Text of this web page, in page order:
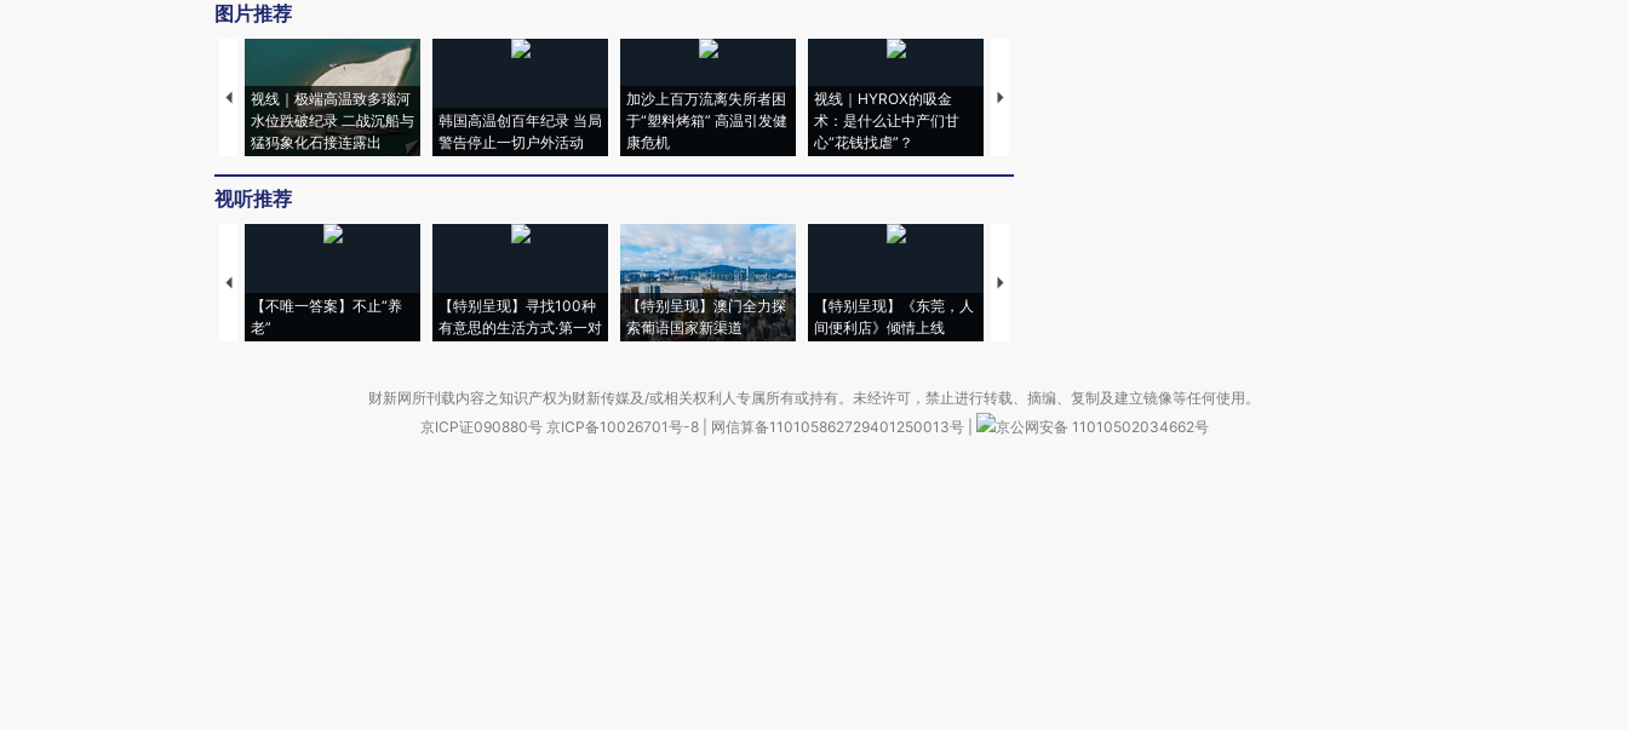
图片推荐
视线｜极端高温致多瑙河
水位跌破纪录 二战沉船与
猛犸象化石接连露出
韩国高温创百年纪录 当局
警告停止一切户外活动
加沙上百万流离失所者困
于“塑料烤箱” 高温引发健
康危机
视线｜HYROX的吸金
术：是什么让中产们甘
心“花钱找虐”？
马航飞行员跨国走私7万
视听推荐
【不唯一答案】不止“养
老”
【特别呈现】寻找100种
有意思的生活方式·第一对
【特别呈现】澳门全力探
索葡语国家新渠道
【特别呈现】《东莞，人
间便利店》倾情上线
【推广】走进第四届链博
财新网所刊载内容之知识产权为财新传媒及/或相关权利人专属所有或持有。未经许可，禁止进行转载、摘编、复制及建立镜像等任何使用。
京ICP证090880号 京ICP备10026701号-8 网信算备110105862729401250013号
京公网安备 11010502034662号